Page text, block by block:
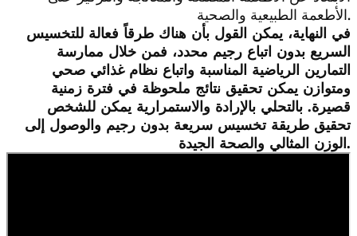
الأطعمة الطبيعية والصحية.
في النهاية، يمكن القول بأن هناك طرقاً فعالة للتخسيس
السريع بدون اتباع رجيم محدد، فمن خلال ممارسة
التمارين الرياضية المناسبة واتباع نظام غذائي صحي
ومتوازن يمكن تحقيق نتائج ملحوظة في فترة زمنية
قصيرة. بالتحلي بالإرادة والاستمرارية يمكن للشخص
تحقيق طريقة تخسيس سريعة بدون رجيم والوصول إلى
الوزن المثالي والصحة الجيدة.